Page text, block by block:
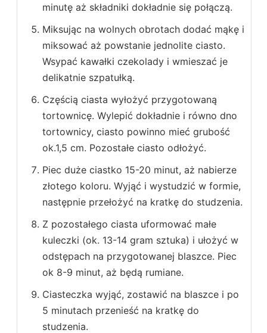
minutę aż składniki dokładnie się połączą.
Miksując na wolnych obrotach dodać mąkę i
miksować aż powstanie jednolite ciasto.
Wsypać kawałki czekolady i wmieszać je
delikatnie szpatułką.
Częścią ciasta wyłożyć przygotowaną
tortownicę. Wylepić dokładnie i równo dno
tortownicy, ciasto powinno mieć grubość
ok.1,5 cm. Pozostałe ciasto odłożyć.
Piec duże ciastko 15-20 minut, aż nabierze
złotego koloru. Wyjąć i wystudzić w formie,
następnie przełożyć na kratkę do studzenia.
Z pozostałego ciasta uformować małe
kuleczki (ok. 13-14 gram sztuka) i ułożyć w
odstępach na przygotowanej blaszce. Piec
ok 8-9 minut, aż będą rumiane.
Ciasteczka wyjąć, zostawić na blaszce i po
5 minutach przenieść na kratkę do
studzenia.